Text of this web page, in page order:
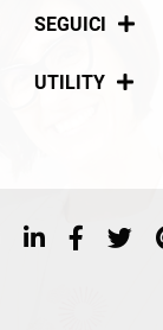
Pagamenti
SEGUICI
Social
UTILITY
Top ricerche